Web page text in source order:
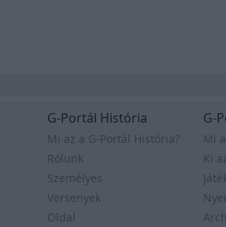
G-Portál História
Mi az a G-Portál História?
Rólunk
Személyes
Versenyek
Oldal
G-
Mi
Ki